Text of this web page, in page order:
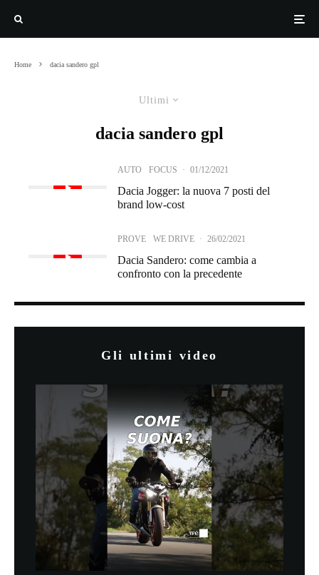
Home dacia sandero gpl
Ultimi
dacia sandero gpl
AUTO FOCUS · 01/12/2021
Dacia Jogger: la nuova 7 posti del
brand low-cost
PROVE WE DRIVE · 26/02/2021
Dacia Sandero: come cambia a
confronto con la precedente
Gli ultimi video